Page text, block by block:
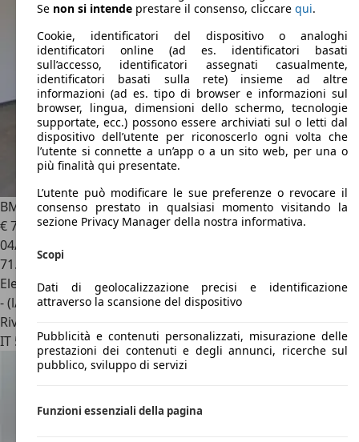
BMW X7xdrive 40d 48V MSport auto 7p.
€ 74.9001
04/2024
71.500 km
Elettrica/Diesel
- (l/100 km)
Rivenditore
IT 55060Guamo - Capannori - Lucca - Lu
Se non si intende prestare il consenso, cliccare qui.
Cookie, identificatori del dispositivo o analoghi
identificatori online (ad es. identificatori basati
sull’accesso, identificatori assegnati casualmente,
identificatori basati sulla rete) insieme ad altre
informazioni (ad es. tipo di browser e informazioni sul
browser, lingua, dimensioni dello schermo, tecnologie
supportate, ecc.) possono essere archiviati sul o letti dal
dispositivo dell’utente per riconoscerlo ogni volta che
l’utente si connette a un’app o a un sito web, per una o
più finalità qui presentate.
L’utente può modificare le sue preferenze o revocare il
consenso prestato in qualsiasi momento visitando la
sezione Privacy Manager della nostra informativa.
Scopi
Dati di geolocalizzazione precisi e identificazione
attraverso la scansione del dispositivo
Pubblicità e contenuti personalizzati, misurazione delle
prestazioni dei contenuti e degli annunci, ricerche sul
pubblico, sviluppo di servizi
Funzioni essenziali della pagina